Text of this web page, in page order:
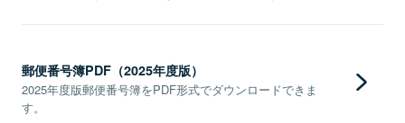
郵便番号簿PDF（2025年度版）
2025年度版郵便番号簿をPDF形式でダウンロードできま
す。